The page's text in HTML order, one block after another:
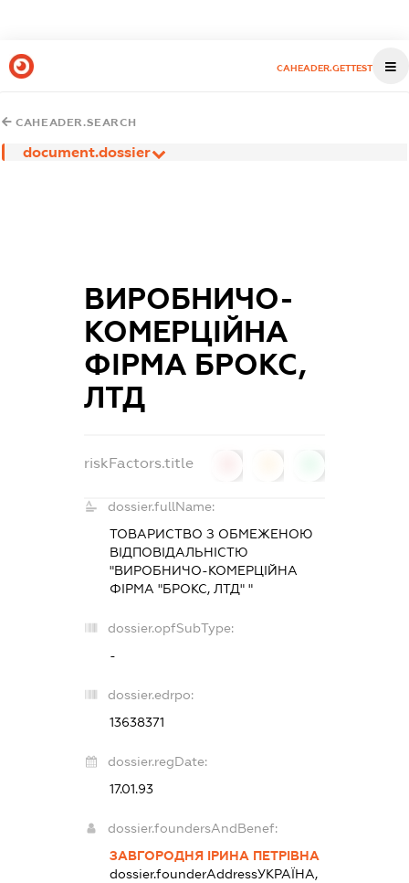
CAHEADER.GETTEST
CAHEADER.SEARCH
document.dossier
ВИРОБНИЧО-
КОМЕРЦІЙНА
ФІРМА БРОКС,
ЛТД
riskFactors.title
dossier.fullName:
ТОВАРИСТВО З ОБМЕЖЕНОЮ
ВІДПОВІДАЛЬНІСТЮ
"ВИРОБНИЧО-КОМЕРЦІЙНА
ФІРМА "БРОКС, ЛТД" "
dossier.opfSubType:
-
dossier.edrpo:
13638371
dossier.regDate:
17.01.93
dossier.foundersAndBenef:
ЗАВГОРОДНЯ ІРИНА ПЕТРІВНА
dossier.founderAddressУКРАЇНА,